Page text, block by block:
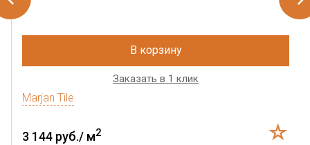
В корзину
Заказать в 1 клик
Marjan Tile
3 144 руб./ м2